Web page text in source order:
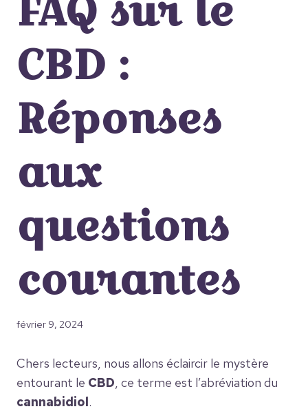
CBD :
Réponses
aux
questions
courantes
février 9, 2024
Chers lecteurs, nous allons éclaircir le mystère
entourant le CBD, ce terme est l’abréviation du
cannabidiol.